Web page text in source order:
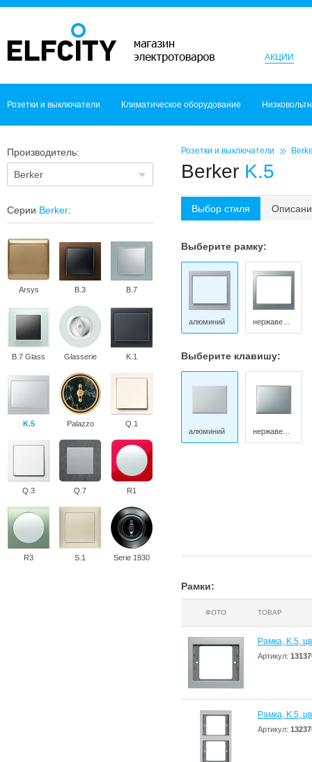
АКЦИИ
Розетки и выключатели Климатическое оборудование
Производитель:
Berker
Серии Berker:
Arsys B.3 B.7
B.7 Glass Glasserie K.1
K.5 Palazzo Q.1
Q.3 Q.7 R1
R3 S.1 Serie 1930
Розетки и выключатели
Berker K.5
Выбор стиля
Выберите рамку:
алюминий
Выберите клавишу:
алюминий
Рамки:
ФОТО ТОВАР
Рамкa, K.5,
Артикул:
Рамкa, K.5,
Артикул: